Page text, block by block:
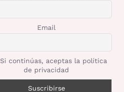
Email
Si continúas, aceptas la política
de privacidad